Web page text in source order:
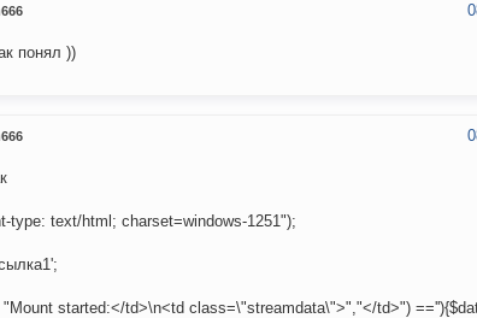
понял ))
type: text/html; charset=windows-1251");
"Mount started:</td>\n<td class=\"streamdata\">","</td>")